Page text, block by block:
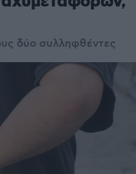
δύο συλληφθέντες